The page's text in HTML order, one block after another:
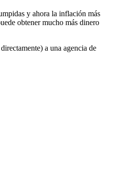
y ahora la inflación más
obtener mucho más dinero
a una agencia de